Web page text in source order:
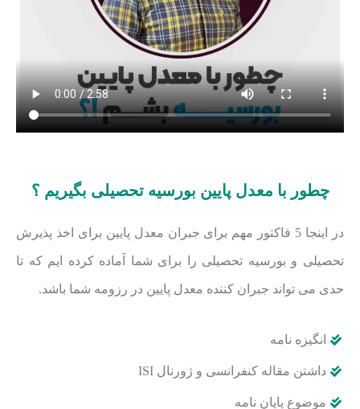
چطور با معدل پایین بورسیه تحصیلی بگیریم ؟
در اینجا 5 فاکتور مهم برای جبران معدل پایین برای اخذ پذیرش
تحصیلی و بورسیه تحصیلی را برای شما آماده کرده ایم که تا
حدی می تواند جبران کننده معدل پایین در رزومه شما باشد.
انگیزه نامه
داشتن مقاله کنفرانسی و ژورنال ISI
موضوع پایان نامه